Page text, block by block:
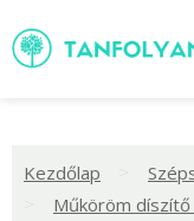
Kezdőlap
Műköröm